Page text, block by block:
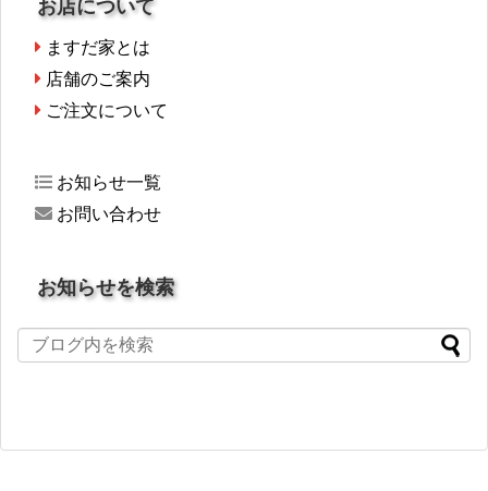
お店について
ますだ家とは
店舗のご案内
ご注文について
お知らせ一覧
お問い合わせ
お知らせを検索